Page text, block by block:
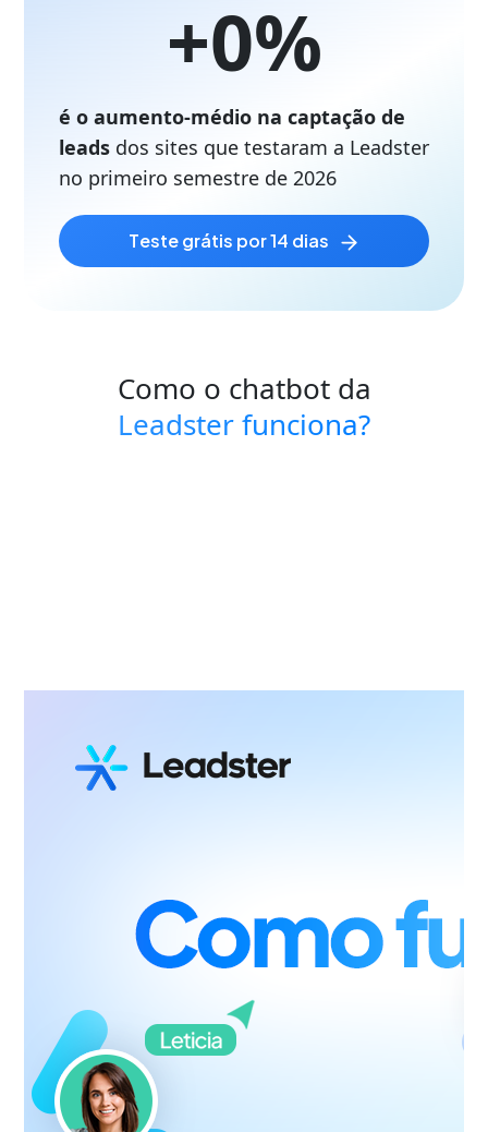
+0%
é o aumento-médio na captação de
leadsdos sites que testaram a Leadster
no primeiro semestre de 2026
teste grátis por 14 dias
Como o chatbot da
Leadster funciona?